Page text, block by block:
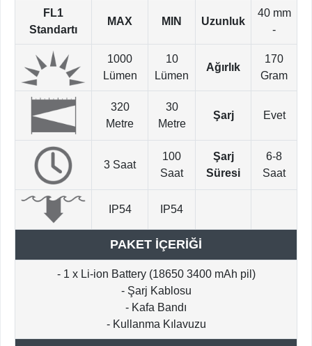
FL1
Standartı
MAX MIN Uzunluk
40 mm
-
1000
Lümen
10
Lümen
Ağırlık
170
Gram
320
Metre
30
Metre
Şarj Evet
3 Saat
100
Saat
Şarj
Süresi
6-8
Saat
IP54 IP54
PAKET İÇERİĞİ
- 1 x Li-ion Battery (18650 3400 mAh pil)
- Şarj Kablosu
- Kafa Bandı
- Kullanma Kılavuzu